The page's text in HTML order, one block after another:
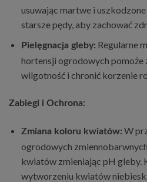
usuwając martwe i
starsze pędy, aby zachować
Pielęgnacja gleby: Regularne
hortensji ogrodowych pomoże
wilgotność i chronić korzenie
Zabiegi i Ochrona:
Zmiana koloru kwiatów: W
ogrodowych
kwiatów zmieniając pH gleby.
wytworzeniu kwiatów